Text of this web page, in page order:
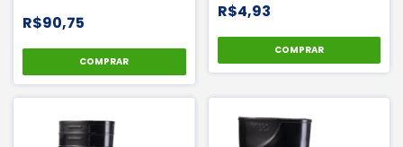
R$90,75
COMPRAR
R$4,93
COMPRAR